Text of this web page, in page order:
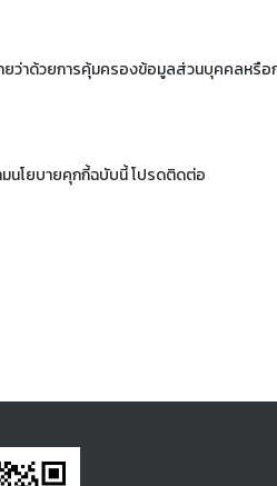
ว่าด้วยการคุ้มครองข้อมูลส่วนบุคคลหรื
มนโยบายคุกกี้ฉบับนี้ โปรดติดต่อ